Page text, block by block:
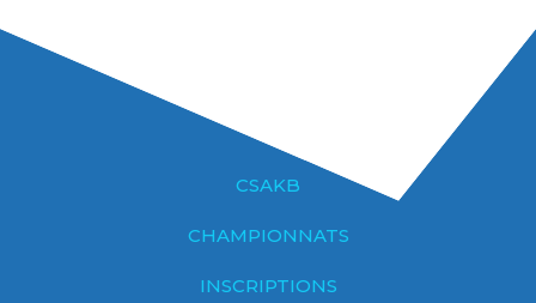
CSAKB
CHAMPIONNATS
INSCRIPTIONS